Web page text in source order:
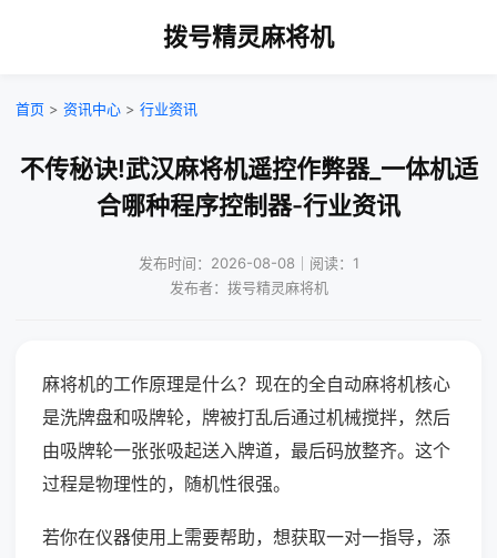
拨号精灵麻将机
首页 > 资讯中心 > 行业资讯
不传秘诀!武汉麻将机遥控作弊器_一体机适
合哪种程序控制器-行业资讯
发布时间：2026-08-08｜阅读：1
发布者：拨号精灵麻将机
麻将机的工作原理是什么？现在的全自动麻将机核心
是洗牌盘和吸牌轮，牌被打乱后通过机械搅拌，然后
由吸牌轮一张张吸起送入牌道，最后码放整齐。这个
过程是物理性的，随机性很强。
若你在仪器使用上需要帮助，想获取一对一指导，添